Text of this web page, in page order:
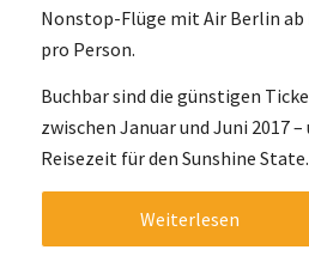
Nonstop-Flüge mit Air Berlin ab
pro Person.
Buchbar sind die günstigen
zwischen Januar und Juni 2017
Reisezeit für den Sunshine State.
Weiterlesen